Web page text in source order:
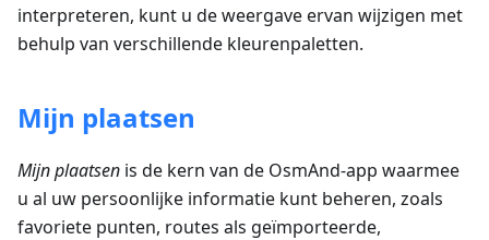
interpreteren, kunt u de weergave ervan wijzigen met
behulp van verschillende kleurenpaletten.
Mijn plaatsen
Mijn plaatsen is de kern van de OsmAnd-app waarmee
u al uw persoonlijke informatie kunt beheren, zoals
favoriete punten, routes als geïmporteerde,